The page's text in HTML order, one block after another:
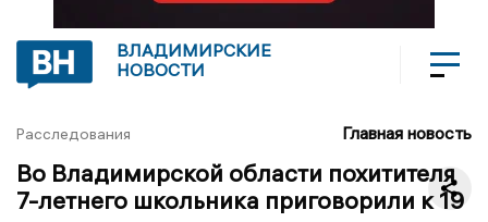
ВЛАДИМИРСКИЕ
НОВОСТИ
Расследования Главная новость
Во Владимирской области похитителя
7-летнего школьника приговорили к 19